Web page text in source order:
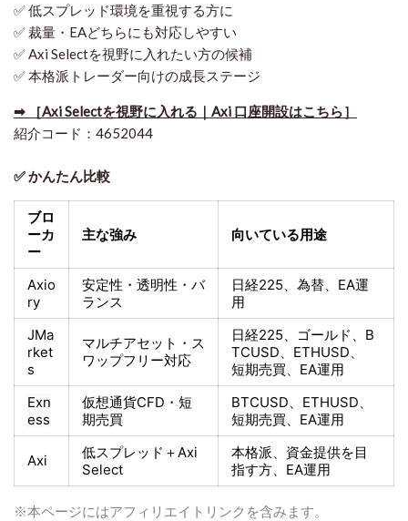
✅ 低スプレッド環境を重視する方に
✅ 裁量・EAどちらにも対応しやすい
✅ Axi Selectを視野に入れたい方の候補
✅ 本格派トレーダー向けの成長ステージ
➡ ［Axi Selectを視野に入れる｜Axi 口座開設はこちら］
紹介コード：4652044
✅ かんたん比較
ブロ
ーカ
ー
主な強み 向いている用途
Axio
ry
安定性・透明性・バ
ランス
日経225、為替、EA運
用
JMa
rket
s
マルチアセット・ス
ワップフリー対応
日経225、ゴールド、 B
TCUSD、ETHUSD、
短期売買、EA運用
Exn
ess
仮想通貨CFD・短
期売買
BTCUSD、ETHUSD、
短期売買、EA運用
Axi 低スプレッド＋Axi
Select
本格派、資金提供を目
指す方、EA運用
※本ページにはアフィリエイトリンクを含みます。